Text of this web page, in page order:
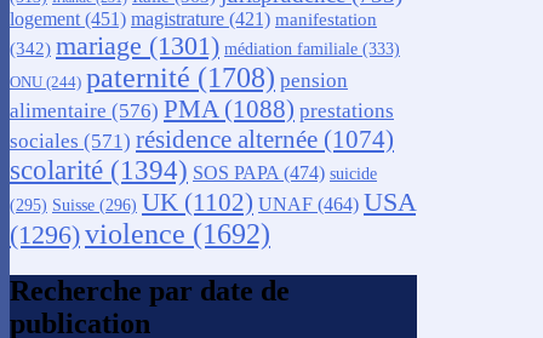
logement (451) magistrature (421) manifestation
(342) mariage (1301) médiation familiale (333)
ONU (244) paternité (1708) pension
alimentaire (576) PMA(1088) prestations
sociales (571) résidence alternée (1074)
scolarité (1394) SOS PAPA(474) suicide
(295) Suisse (296) UK (1102) UNAF (464) USA
(1296)violence (1692)
Recherche par date de
publication